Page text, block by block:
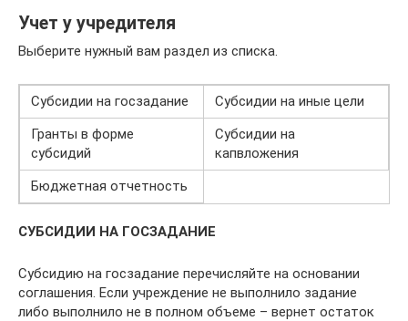
Учет у учредителя
Выберите нужный вам раздел из списка.
Субсидии на госзадание
Субсидии на иные цели
Гранты в форме
субсидий
Субсидии на
капвложения
Бюджетная отчетность
СУБСИДИИ НА ГОСЗАДАНИЕ
Субсидию на госзадание перечисляйте на основании
соглашения. Если учреждение не выполнило задание
либо выполнило не в полном объеме – вернет остаток